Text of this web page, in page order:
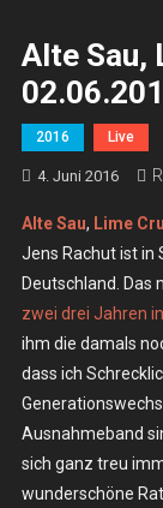
Alte Sau,
2016 Live
4. Juni 2016
Alte Sau, Lime
Jens Rachut ist in
Deutschland. Das
zwei drei Jahren
ihm die damals
dass ich
Ausnahmeband
sich ganz treu
wunderschöne